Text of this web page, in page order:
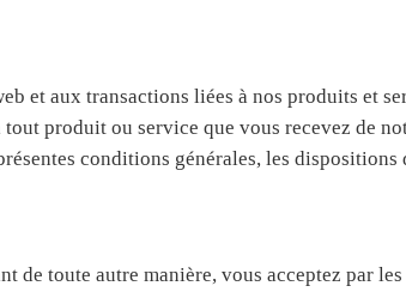
et aux transactions liées à nos produits et
produit ou service que vous recevez de
conditions générales, les
de toute autre manière, vous acceptez par